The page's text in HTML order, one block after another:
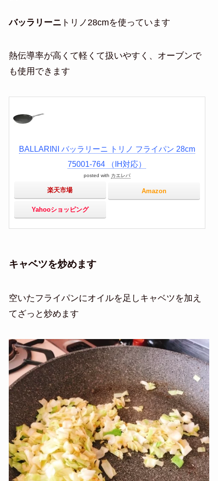
バッラリーニ トリノ28cmを使っています
熱伝導率が高くて軽くて扱いやすく、オーブンで
も使用できます
BALLARINI バッラリーニ トリノ フライパン 28cm
75001-764 （IH対応）
posted with カエレバ
楽天市場 Amazon
Yahooショッピング
キャベツを炒めます
空いたフライパンにオイルを足しキャベツを加え
てざっと炒めます